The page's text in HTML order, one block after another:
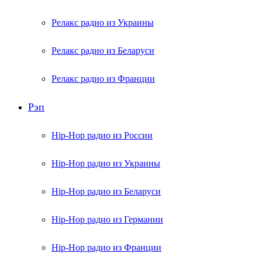
Релакс радио из Украины
Релакс радио из Беларуси
Релакс радио из Франции
Рэп
Hip-Hop радио из России
Hip-Hop радио из Украины
Hip-Hop радио из Беларуси
Hip-Hop радио из Германии
Hip-Hop радио из Франции